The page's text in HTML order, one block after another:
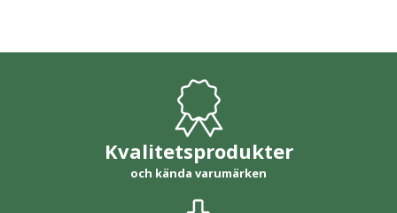
Kvalitetsprodukter
och kända varumärken